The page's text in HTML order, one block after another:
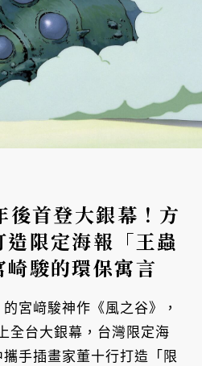
後首登大銀幕！方
限定海報「王蟲
駿的環保寓言
宮﨑駿神作《風之谷》，
全台大銀幕，台灣限定海
手插畫家董十行打造「限